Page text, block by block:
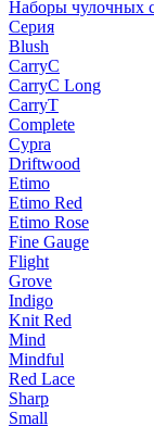
Наборы чулочных
Серия
Blush
CarryC
CarryC Long
CarryT
Complete
Cypra
Driftwood
Etimo
Etimo Red
Etimo Rose
Fine Gauge
Flight
Grove
Indigo
Knit Red
Mind
Mindful
Red Lace
Sharp
Small